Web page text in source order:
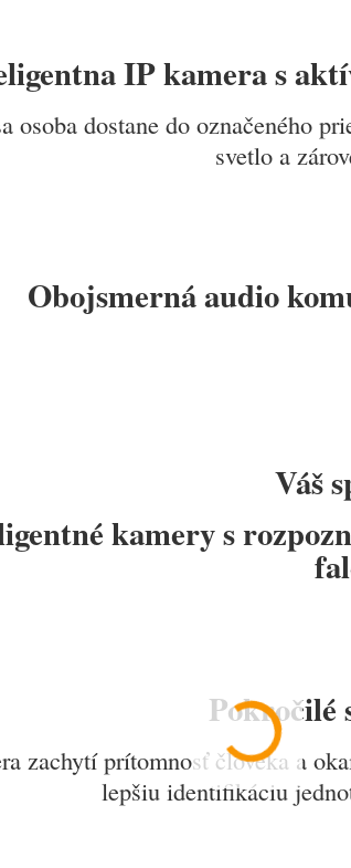
IP kamera s
osoba dostane do označeného
svetlo a
Obojsmerná audio
Váš
kamery s
Pokročilé
zachytí prítomnosť človeka a
lepšiu identifikáciu